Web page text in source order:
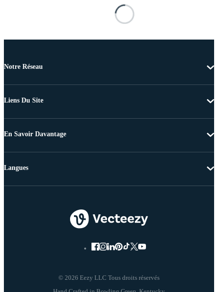
Notre Réseau
Liens Du Site
En Savoir Davantage
© 2026 Eezy LLC Tous droits réservés
Langues